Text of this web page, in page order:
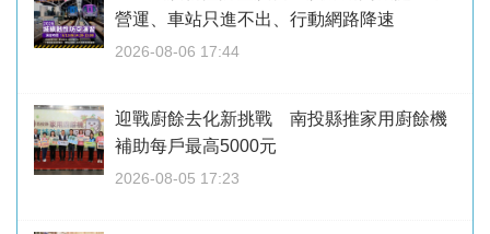
營運、車站只進不出、行動網路降速
2026-08-06 17:44
迎戰廚餘去化新挑戰 南投縣推家用廚餘機
補助每戶最高5000元
2026-08-05 17:23